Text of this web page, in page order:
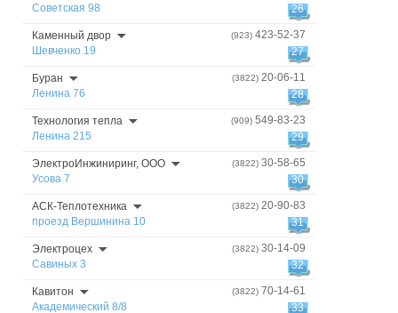
Советская 98
26
Каменный двор
Шевченко 19
(923) 423-52-37
27
Буран
Ленина 76
(3822) 20-06-11
28
Технология тепла
Ленина 215
(909) 549-83-23
29
ЭлектроИнжиниринг, ООО
Усова 7
(3822) 30-58-65
30
АСК-Теплотехника
проезд Вершинина 10
(3822) 20-90-83
31
Электроцех
Савиных 3
(3822) 30-14-09
32
Кавитон
Академический 8/8
(3822) 70-14-61
33